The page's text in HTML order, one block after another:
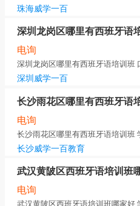
珠海威学一百
深圳龙岗区哪里有西班牙语
电询
深圳威学一百
长沙雨花区哪里有西班牙语
电询
长沙威学一百教育
武汉黄陂区西班牙语培训班
电询